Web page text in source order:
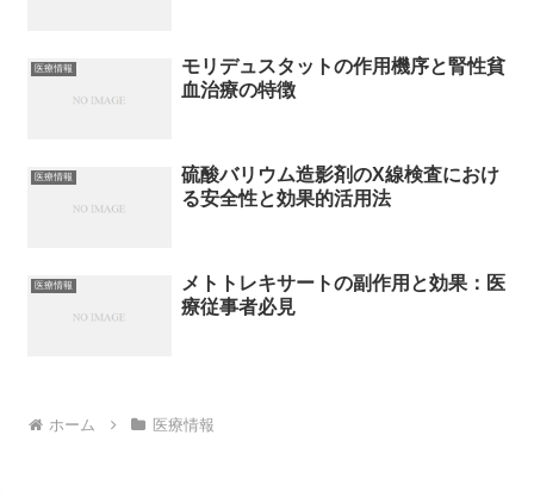
医療情報
モリデュスタットの作用機序と腎性貧
血治療の特徴
医療情報
硫酸バリウム造影剤のX線検査におけ
る安全性と効果的活用法
医療情報
メトトレキサートの副作用と効果：医
療従事者必見
ホーム 医療情報